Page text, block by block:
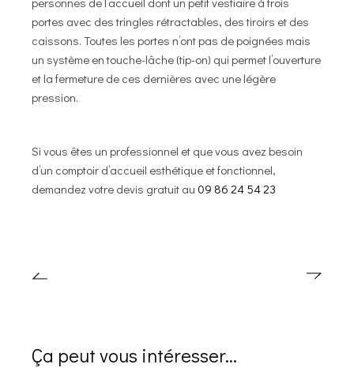
portes avec des tringles rétractables, des tiroirs et des
caissons. Toutes les portes n’ont pas de poignées mais
un système en touche-lâche (tip-on) qui permet l’ouverture
et la fermeture de ces dernières avec une légère
pression.
Si vous êtes un professionnel et que vous avez besoin
d’un comptoir d’accueil esthétique et fonctionnel,
demandez votre devis gratuit au 09 86 24 54 23
Ça peut vous intéresser...